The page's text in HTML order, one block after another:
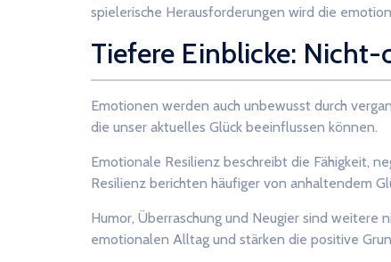
spielerische Herausforderungen wird die
Tiefere Einblicke:
Emotionen werden auch unbewusst durch
die unser aktuelles Glück beeinflussen können.
Emotionale Resilienz beschreibt die Fähigkeit,
Resilienz berichten häufiger von anhaltendem
Humor, Überraschung und Neugier sind
emotionalen Alltag und stärken die positive